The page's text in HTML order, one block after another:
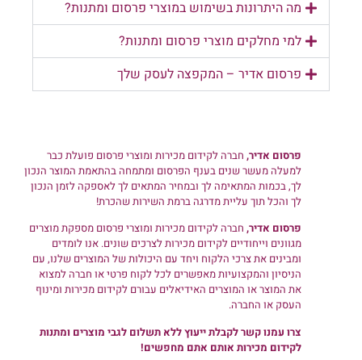
מה היתרונות בשימוש במוצרי פרסום ומתנות?
למי מחלקים מוצרי פרסום ומתנות?
פרסום אדיר – המקפצה לעסק שלך
פרסום אדיר,חברה לקידום מכירות ומוצרי פרסום פועלת כבר
למעלה מעשר שנים בענף הפרסום ומתמחה בהתאמת המוצר הנכון
לך, בכמות המתאימה לך ובמחיר המתאים לך לאספקה לזמן הנכון
לך והכל תוך עליית מדרגה ברמת השירות שהכרת!
פרסום אדיר, חברה לקידום מכירות ומוצרי פרסום מספקת מוצרים
מגוונים וייחודיים לקידום מכירות לצרכים שונים. אנו לומדים
ומבינים את צרכי הלקוח ויחד עם היכולות של המוצרים שלנו, עם
הניסיון והמקצועיות מאפשרים לכל לקוח פרטי או חברה למצוא
את המוצר או המוצרים האידיאלים עבורם לקידום מכירות ומינוף
העסק או החברה.
צרו עמנו קשר לקבלת ייעוץ ללא תשלום לגבי מוצרים ומתנות
לקידום מכירות אותם אתם מחפשים!